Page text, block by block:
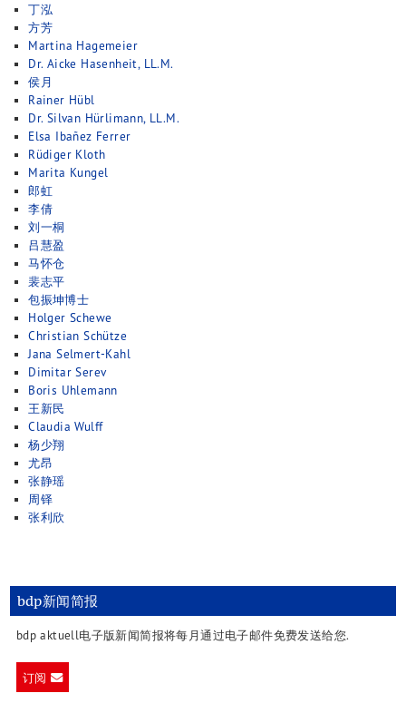
丁泓
方芳
Martina Hagemeier
Dr. Aicke Hasenheit, LL.M.
侯月
Rainer Hübl
Dr. Silvan Hürlimann, LL.M.
Elsa Ibañez Ferrer
Rüdiger Kloth
Marita Kungel
郎虹
李倩
刘一桐
吕慧盈
马怀仓
裴志平
包振坤博士
Holger Schewe
Christian Schütze
Jana Selmert-Kahl
Dimitar Serev
Boris Uhlemann
王新民
Claudia Wulff
杨少翔
尤昂
张静瑶
周铎
张利欣
bdp新闻简报
bdp aktuell电子版新闻简报将每月通过电子邮件免费发送给您.
订阅